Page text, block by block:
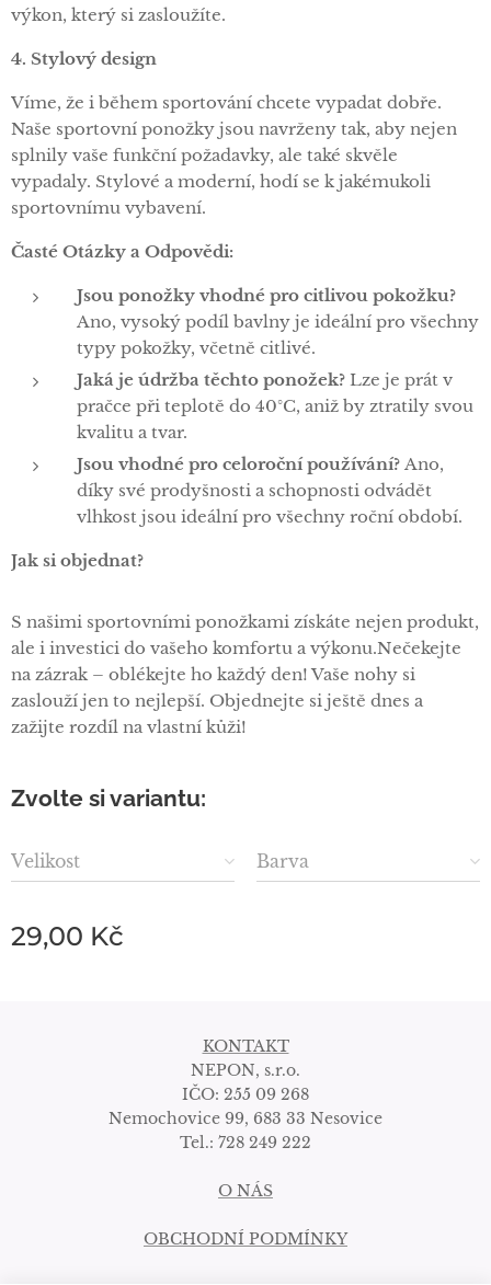
výkon, který si zasloužíte.
4. Stylový design
Víme, že i během sportování chcete vypadat dobře.
Naše sportovní ponožky jsou navrženy tak, aby nejen
splnily vaše funkční požadavky, ale také skvěle
vypadaly. Stylové a moderní, hodí se k jakémukoli
sportovnímu vybavení.
Časté Otázky a Odpovědi:
Jsou ponožky vhodné pro citlivou pokožku?
Ano, vysoký podíl bavlny je ideální pro všechny
typy pokožky, včetně citlivé.
Jaká je údržba těchto ponožek? Lze je prát v
pračce při teplotě do 40°C, aniž by ztratily svou
kvalitu a tvar.
Jsou vhodné pro celoroční používání? Ano,
díky své prodyšnosti a schopnosti odvádět
vlhkost jsou ideální pro všechny roční období.
Jak si objednat?
S našimi sportovními ponožkami získáte nejen produkt,
ale i investici do vašeho komfortu a výkonu.Nečekejte
na zázrak – oblékejte ho každý den! Vaše nohy si
zaslouží jen to nejlepší. Objednejte si ještě dnes a
zažijte rozdíl na vlastní kůži!
Zvolte si variantu:
Velikost Barva
29,00 Kč
KONTAKT
NEPON, s.r.o.
IČO: 255 09 268
Nemochovice 99, 683 33 Nesovice
Tel.: 728 249 222
O NÁS
OBCHODNÍ PODMÍNKY